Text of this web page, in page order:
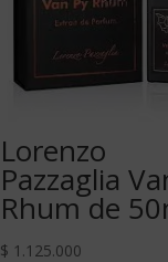
Lorenzo
Pazzaglia
Rhum de
$ 1.125.000